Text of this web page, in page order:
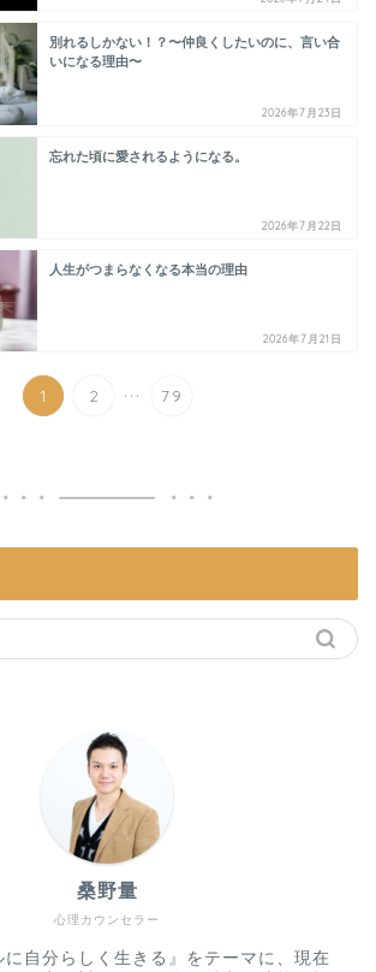
別れるしかない！？〜仲良くしたいのに、言い合
いになる理由〜
2026年7月23日
忘れた頃に愛されるようになる。
2026年7月22日
人生がつまらなくなる本当の理由
2026年7月21日
1 2 ... 79
心理カウンセラー
桑野量
に自分らしく生きる』をテーマに、現在